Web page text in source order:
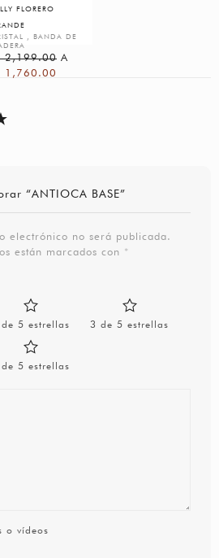
FLORERO
, BANDA DE
A
1,760.00
“ANTIOCA BASE”
electrónico no será publicada.
están marcados con *
5 estrellas 3 de 5 estrellas
5 estrellas
o vídeos